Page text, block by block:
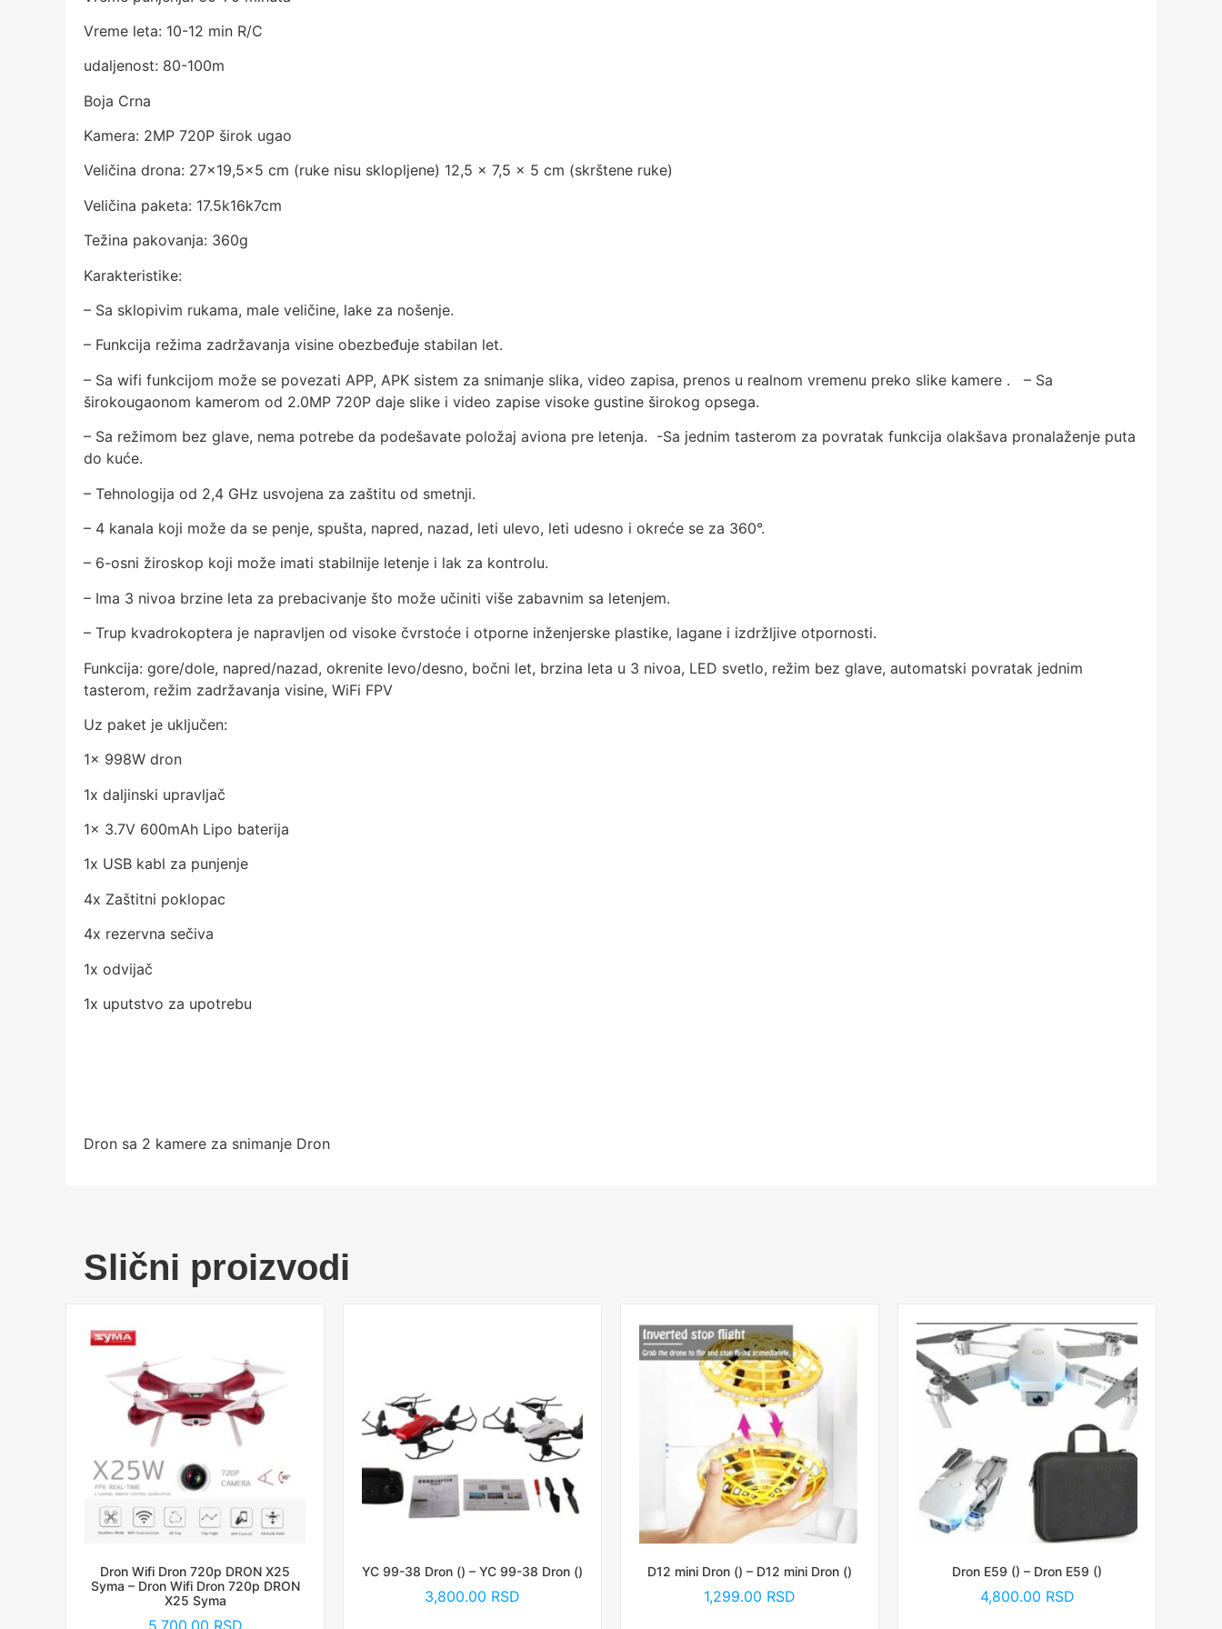
Vreme leta: 10-12 min R/C
udaljenost: 80-100m
Boja Crna
Kamera: 2MP 720P širok ugao
Veličina drona: 27×19,5×5 cm (ruke nisu sklopljene) 12,5 × 7,5 × 5 cm (skrštene ruke)
Veličina paketa: 17.5k16k7cm
Težina pakovanja: 360g
Karakteristike:
– Sa sklopivim rukama, male veličine, lake za nošenje.
– Funkcija režima zadržavanja visine obezbeđuje stabilan let.
– Sa wifi funkcijom može se povezati APP, APK sistem za snimanje slika, video zapisa, prenos u realnom vremenu preko slike kamere . – Sa
širokougaonom kamerom od 2.0MP 720P daje slike i video zapise visoke gustine širokog opsega.
– Sa režimom bez glave, nema potrebe da podešavate položaj aviona pre letenja. -Sa jednim tasterom za povratak funkcija olakšava pronalaženje puta
do kuće.
– Tehnologija od 2,4 GHz usvojena za zaštitu od smetnji.
– 4 kanala koji može da se penje, spušta, napred, nazad, leti ulevo, leti udesno i okreće se za 360°.
– 6-osni žiroskop koji može imati stabilnije letenje i lak za kontrolu.
– Ima 3 nivoa brzine leta za prebacivanje što može učiniti više zabavnim sa letenjem.
– Trup kvadrokoptera je napravljen od visoke čvrstoće i otporne inženjerske plastike, lagane i izdržljive otpornosti.
Funkcija: gore/dole, napred/nazad, okrenite levo/desno, bočni let, brzina leta u 3 nivoa, LED svetlo, režim bez glave, automatski povratak jednim
tasterom, režim zadržavanja visine, WiFi FPV
Uz paket je uključen:
1x 998W dron
1x daljinski upravljač
1x 3.7V 600mAh Lipo baterija
1x USB kabl za punjenje
4x Zaštitni poklopac
4x rezervna sečiva
1x odvijač
1x uputstvo za upotrebu
Dron sa 2 kamere za snimanje Dron
Slični proizvodi
Dron Wifi Dron 720p DRON X25
Syma – Dron Wifi Dron 720p DRON
X25 Syma
5,700.00 RSD
YC 99-38 Dron () – YC 99-38 Dron ()
3,800.00 RSD
D12 mini Dron () – D12 mini Dron ()
1,299.00 RSD
Dron E59 () – Dron E59 ()
4,800.00 RSD